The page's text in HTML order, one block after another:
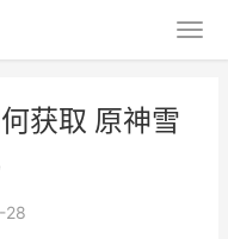
获取 原神雪
28